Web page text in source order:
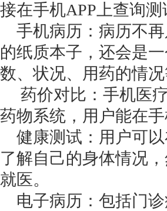
接在手机APP上查询
手机病历：病历不再
的纸质本子，还会是
数、状况、用药的情况
药价对比：手机医
药物系统，用户能在
健康测试：用户可以
了解自己的身体情况
就医。
电子病历：包括门诊